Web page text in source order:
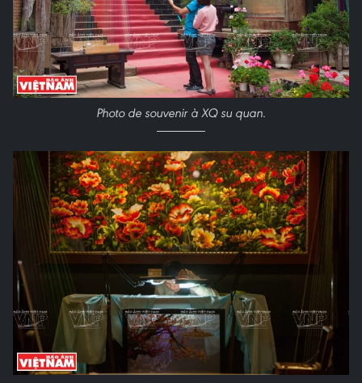
Photo de souvenir à XQ su quan.